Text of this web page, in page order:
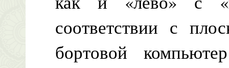
соответствии с
бортовой